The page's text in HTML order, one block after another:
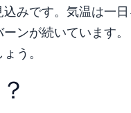
込みです。気温は一
ンが続いています。
う。